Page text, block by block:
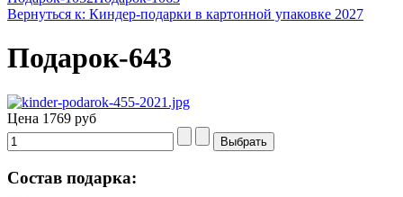
Вернуться к: Киндер-подарки в картонной упаковке 2027
Подарок-643
Цена 1769 руб
Состав подарка: